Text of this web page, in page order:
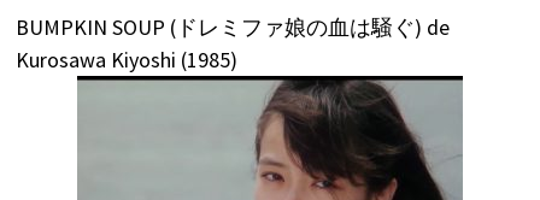
BUMPKIN SOUP (ドレミファ娘の血は騒ぐ) de
Kurosawa Kiyoshi (1985)